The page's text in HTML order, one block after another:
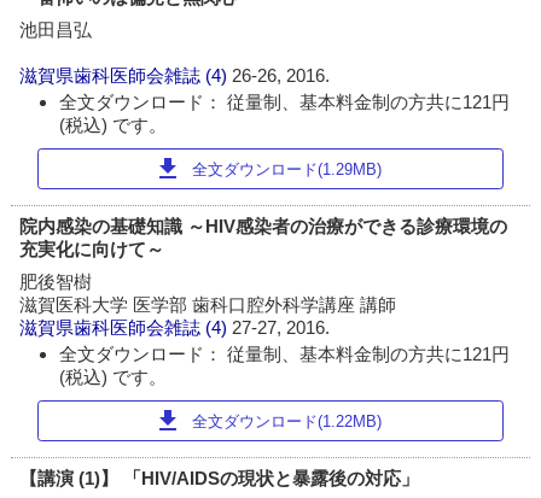
池田昌弘
滋賀県歯科医師会雑誌 (4) 26-26, 2016.
全文ダウンロード： 従量制、基本料金制の方共に121円
(税込) です。
download 全文ダウンロード(1.29MB)
院内感染の基礎知識 ～HIV感染者の治療ができる診療環境の
充実化に向けて～
肥後智樹
滋賀医科大学 医学部 歯科口腔外科学講座 講師
滋賀県歯科医師会雑誌 (4) 27-27, 2016.
全文ダウンロード： 従量制、基本料金制の方共に121円
(税込) です。
download 全文ダウンロード(1.22MB)
【講演 (1)】 「HIV/AIDSの現状と暴露後の対応」